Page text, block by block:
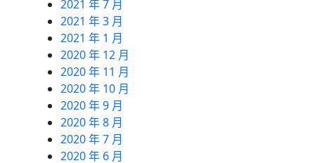
2021 年 7 月
2021 年 3 月
2021 年 1 月
2020 年 12 月
2020 年 11 月
2020 年 10 月
2020 年 9 月
2020 年 8 月
2020 年 7 月
2020 年 6 月